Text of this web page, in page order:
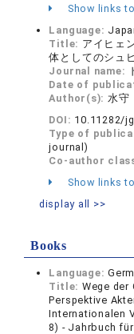
Show links
Language:
Title: アイヒェ
体としてのシュ
Journal name:
Date of
Author(s): 水
DOI: 10.11282/
Type of
journal)
Co-author
Show links
display all >>
Books
Language:
Title: Wege
Perspektive
Internationalen
8) - Jahrbuch